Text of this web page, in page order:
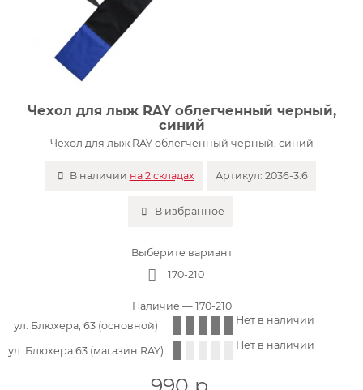
Чехол для лыж RAY облегченный черный,
синий
Чехол для лыж RAY облегченный черный, синий
В наличии на 2 складах Артикул: 2036-3.6
В избранное
Выберите вариант
170-210
Наличие — 170-210
ул. Блюхера, 63 (основной)
Нет в наличии
ул. Блюхера 63 (магазин RAY) Нет в наличии
990 р.